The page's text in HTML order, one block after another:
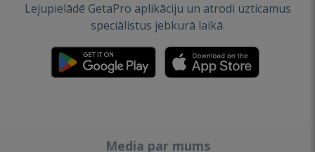
Lejupielādē GetaPro aplikāciju un atrodi uzticamus
speciālistus jebkurā laikā.
Media par mums